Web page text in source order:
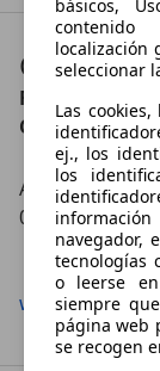
Contacto
FLEXICAR
Contáctanos
Av. de las
03183
www.flexicar.es
básicos,
localización
seleccionar
Las
ej., los
los
navegador,
tecnologías
o leerse
siempre
página web
se recogen